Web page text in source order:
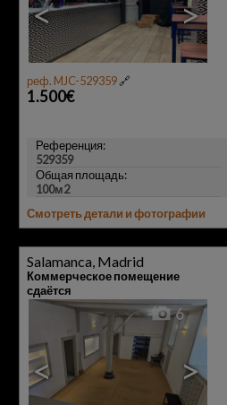
< >
реф. MJC-529359🔗
1.500€
Референция:
529359
Общая площадь:
100м2
Смотреть детали и фотографии
Salamanca, Madrid
Коммерческое помещение
сдаётся
< >
6